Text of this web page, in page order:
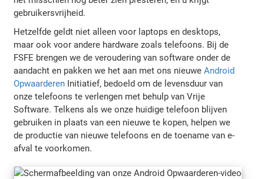
gebruikersvrijheid.
Hetzelfde geldt niet alleen voor laptops en desktops,
maar ook voor andere hardware zoals telefoons. Bij de
FSFE brengen we de veroudering van software onder de
aandacht en pakken we het aan met ons nieuweAndroid
Opwaarderen Initiatief, bedoeld om de levensduur van
onze telefoons te verlengen met behulp van Vrije
Software. Telkens als we onze huidige telefoon blijven
gebruiken in plaats van een nieuwe te kopen, helpen we
de productie van nieuwe telefoons en de toename van e-
afval te voorkomen.